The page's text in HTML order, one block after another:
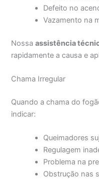
Defeito no
Vazamento na
Nossaassistência
rapidamente a causa e
Chama Irregular
Quando a chama do
indicar:
Queimadores
Regulagem
Problema na
Obstrução nas